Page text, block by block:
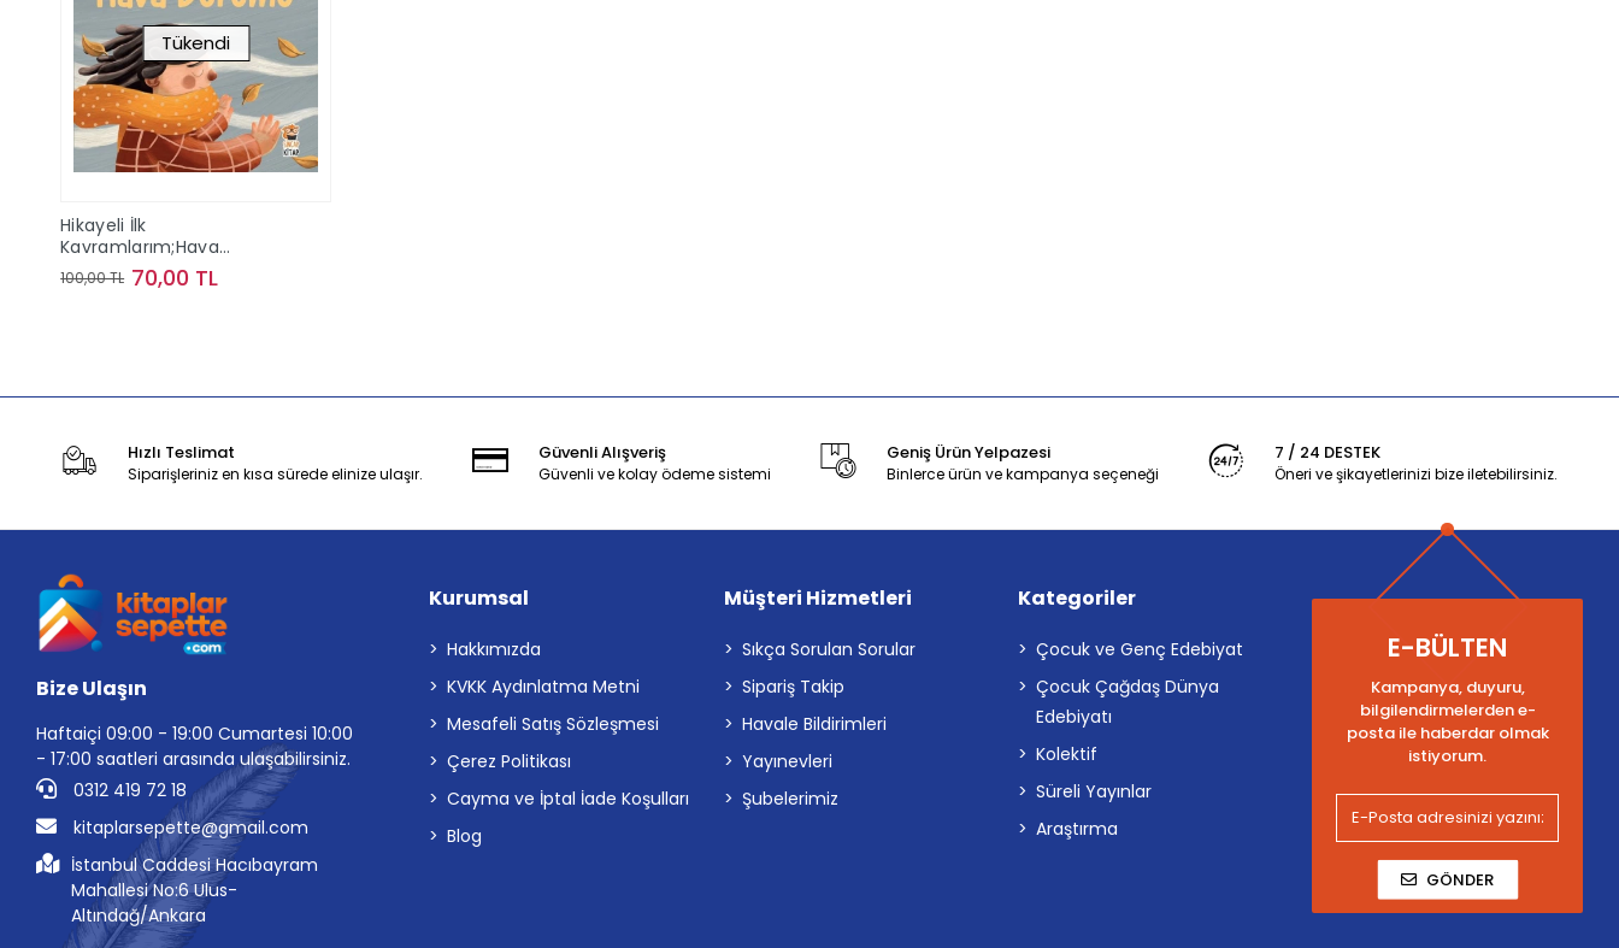
Tükendi
Hikayeli İlk
Kavramlarım;Hava
Durumu
100,00 TL 70,00 TL
Hızlı Teslimat
Siparişleriniz en kısa sürede elinize ulaşır.
Güvenli Alışveriş
Güvenli ve kolay ödeme sistemi
Geniş Ürün Yelpazesi
Binlerce ürün ve kampanya seçeneği
7 / 24 DESTEK
Öneri ve şikayetlerinizi bize iletebilirsiniz.
Bize Ulaşın
Haftaiçi 09:00 - 19:00 Cumartesi 10:00
- 17:00 saatleri arasında ulaşabilirsiniz.
0312 419 72 18
kitaplarsepette@gmail.com
İstanbul Caddesi Hacıbayram
Mahallesi No:6 Ulus-
Altındağ/Ankara
Kurumsal
Hakkımızda
KVKK Aydınlatma Metni
Mesafeli Satış Sözleşmesi
Çerez Politikası
Cayma ve İptal İade Koşulları
Blog
Müşteri Hizmetleri
Sıkça Sorulan Sorular
Sipariş Takip
Havale Bildirimleri
Yayınevleri
Şubelerimiz
Kategoriler
Çocuk ve Genç Edebiyat
Çocuk Çağdaş Dünya
Edebiyatı
Kolektif
Süreli Yayınlar
Araştırma
E-BÜLTEN
Kampanya, duyuru,
bilgilendirmelerden e-
posta ile haberdar olmak
istiyorum.
GÖNDER